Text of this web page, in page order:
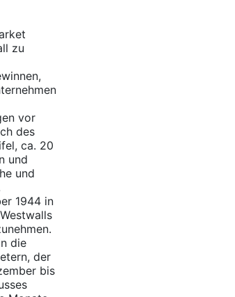
zu
vor
des
ca. 20
und
und
1944 in
die
der
bis